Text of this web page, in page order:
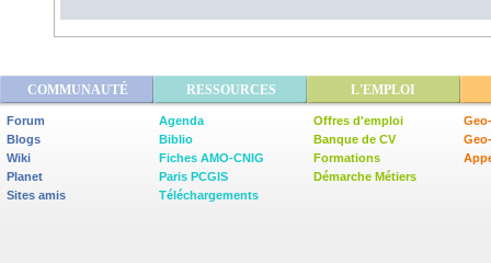
COMMUNAUTÉ RESSOURCES L'EMPLOI
Forum
Blogs
Wiki
Planet
Sites amis
Agenda
Biblio
Fiches AMO-CNIG
Paris PCGIS
Téléchargements
Offres d'emploi
Banque de CV
Formations
Démarche Métiers